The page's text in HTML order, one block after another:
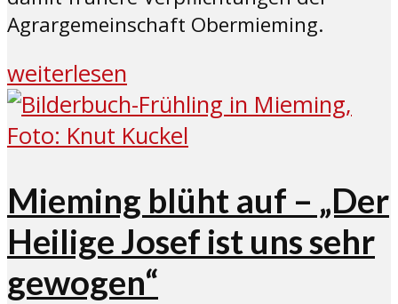
Agrargemeinschaft Obermieming.
weiterlesen
Mieming blüht auf – „Der
Heilige Josef ist uns sehr
gewogen“